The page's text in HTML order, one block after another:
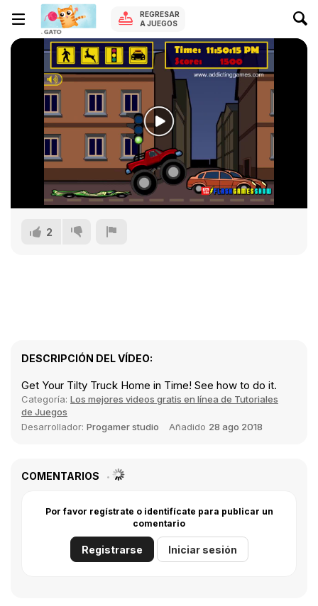
REGRESAR
A JUEGOS
2
DESCRIPCIÓN DEL VÍDEO:
Get Your Tilty Truck Home in Time! See how to do it.
Categoría: Los mejores videos gratis en línea de Tutoriales
de Juegos
Desarrollador: Progamer studio Añadido 28 ago 2018
COMENTARIOS
Por favor regístrate o identifícate para publicar un
comentario
Registrarse Iniciar sesión